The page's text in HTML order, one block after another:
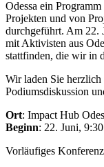
Odessa ein
Projekten und von
durchgeführt. Am 22.
mit Aktivisten aus
stattfinden, die wir in
Wir laden Sie
Podiumsdiskussion
Ort: Impact Hub
Beginn: 22. Juni,
Vorläufiges